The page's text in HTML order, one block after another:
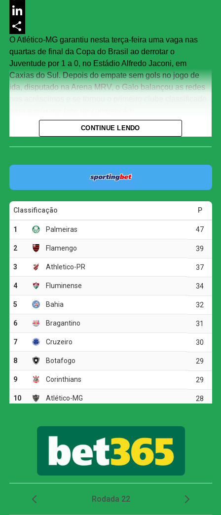
Messenger
LinkedIn
Share
O Atlético-MG garantiu nesta terça-feira uma vaga nas
quartas de final da Copa do Brasil ao derrotar o
Juventude por 1 a 0, no Estádio Alfredo Jaconi, em
Caxias do Sul. Depois do empate sem gols no jogo de
ida, disputado na Arena MRV, o Galo balançou as redes
Mesmo atuando fora de casa, o Atlético-MG assumiu o
controle das ações e criou as principais oportunidades do
Aos 32 minutos, Cuello levou perigo em uma cabeçada
que acertou a trave defendida por Jandrei. O Juventude
respondeu pouco depois, quando Alisson Safira também
tentou pelo alto, mas mandou a bola para fora.
Na etapa final, a equipe gaúcha voltou a ameaçar aos 15
minutos. Após cobrança de escanteio, Marcos Paulo
cabeceou para baixo e exigiu uma boa defesa de
média e longa distância, mas não conseguiu superar o
Aos 41 minutos, Igor Gomes recebeu pela esquerda da
área e teve uma boa chance para abrir o placar, porém
finalizou para fora. Quando a partida caminhava para a
disputa por pênaltis, o Galo encontrou o gol da
classificação.
Juventude e avança às quartas da Copa do Brasil
Em uma bola lançada para a área, a defesa do Juventude
se atrapalhou, e Alan Minda aproveitou a sobra para
clube mineiro entre os oito melhores da Copa do Brasil.
CONTINUE LENDO